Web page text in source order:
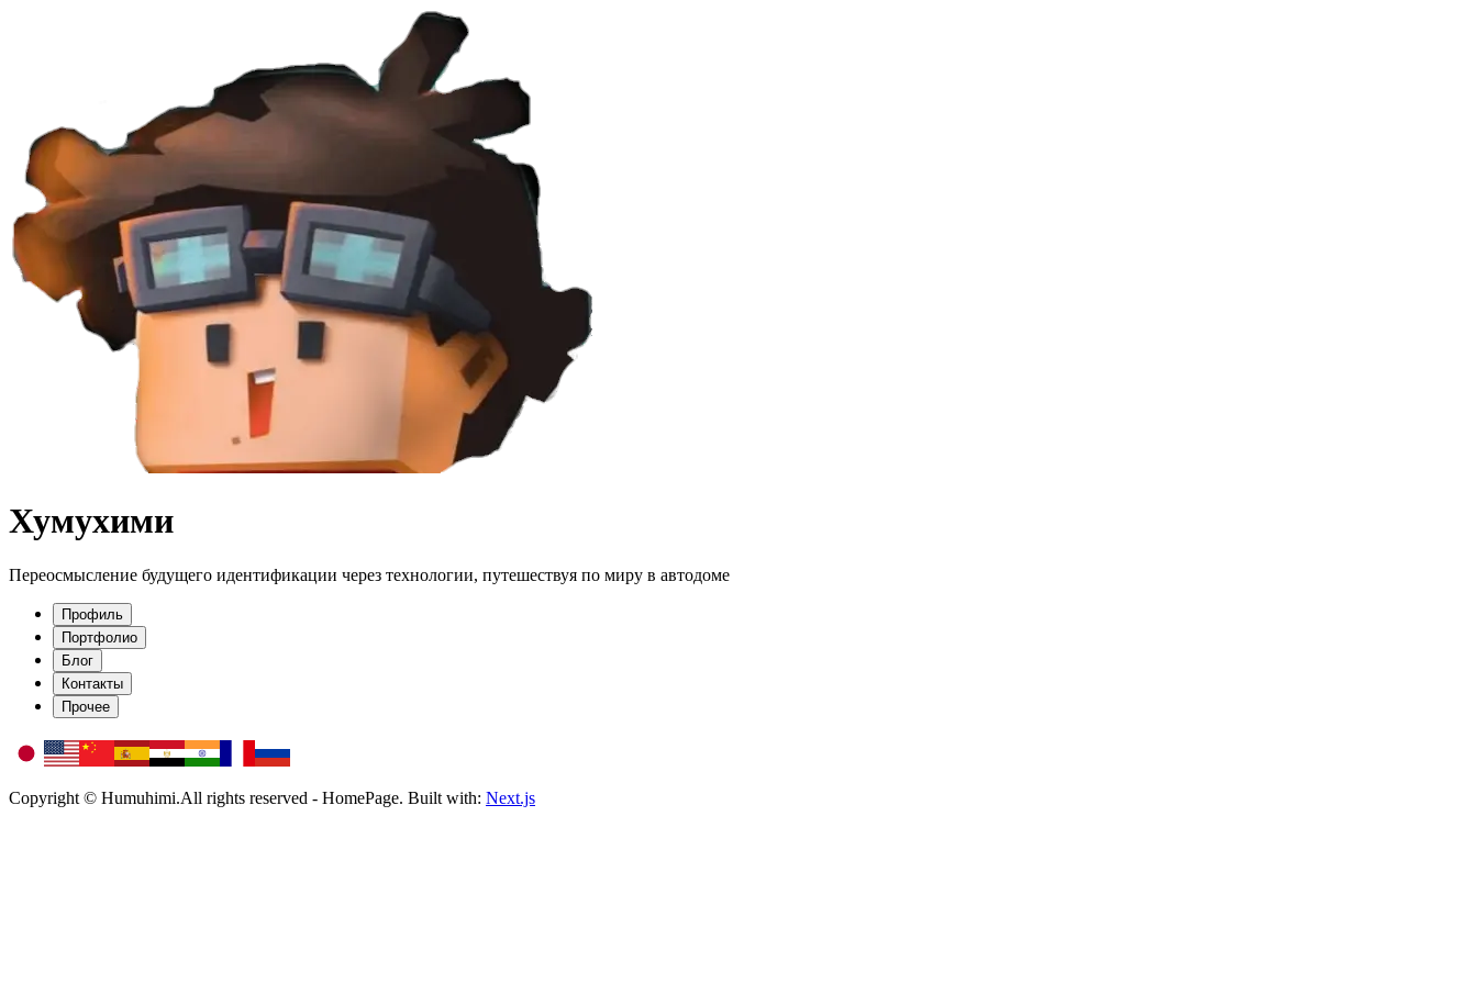
Хумухими
Переосмысление будущего идентификации через технологии, путешествуя по миру в автодоме
Профиль
Портфолио
Блог
Контакты
Прочее
Copyright © Humuhimi.All rights reserved - HomePage. Built with: Next.js